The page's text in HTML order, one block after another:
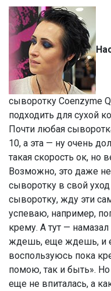
сыворотку Coenzyme
подходить для сухой
Почти любая
10, а эта — ну очень
такая скорость ок, но
Возможно, это даже
сыворотку в свой
сыворотку, жду эти
успеваю, например,
крему. А тут —
ждешь, еще ждешь, и
воспользуюсь пока
помою, так и быть».
еще не впиталась, а